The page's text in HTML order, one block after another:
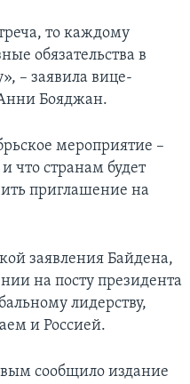
то каждому
обязательства в
– заявила вице-
Бояджан.
мероприятие –
что странам будет
приглашение на
заявления Байдена,
на посту президента
лидерству,
и Россией.
сообщило издание